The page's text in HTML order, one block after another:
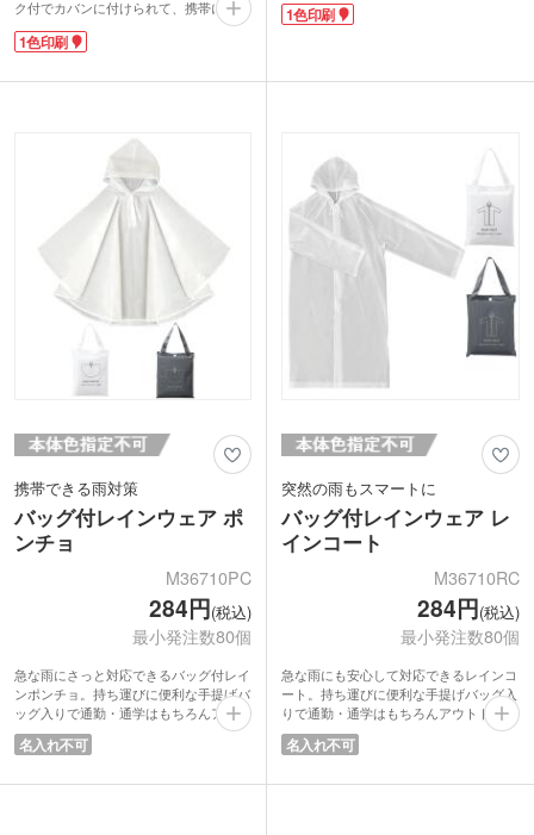
ク付でカバンに付けられて、携帯に便利
です。ケースの天面に名入れロゴ印刷が
できるので、イベントでのノベルティ配
外イベントなどで大活躍です。
リーン・ブルーの3色取混ぜでお届けし
1色印刷
首元は着脱しやすいスナップボタン付。
1色印刷
携帯できる雨対策
バッグ付レインウェア ポ
ンチョ
M36710PC
284円(税込)
最小発注数80個
急な雨にさっと対応できるバッグ付レイ
ンポンチョ。持ち運びに便利な手提げバ
ッグ入りで通勤・通学はもちろんアウト
ドアや野外フェス、スポーツ観戦など幅
広いシーンで活躍します。
ルグレーの2色取混ぜ。身長160～
名入れ不可
突然の雨もスマートに
バッグ付レインウェア レ
インコート
M36710RC
284円(税込)
最小発注数80個
急な雨にも安心して対応できるレインコ
ート。持ち運びに便利な手提げバッグ入
りで通勤・通学はもちろんアウトドアや
野外フェス、スポーツ観戦などさまざま
なシーンで活躍します。
ルグレーの2色取混ぜ。身長160～
名入れ不可